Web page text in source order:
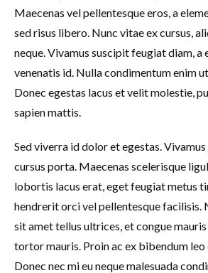
Maecenas vel pellentesque eros, a
sed risus libero. Nunc vitae ex cursus,
neque. Vivamus suscipit feugiat diam, a
venenatis id. Nulla condimentum enim
Donec egestas lacus et velit molestie,
sapien mattis.
Sed viverra id dolor et egestas.
cursus porta. Maecenas scelerisque
lobortis lacus erat, eget feugiat metus
hendrerit orci vel pellentesque facilisis.
sit amet tellus ultrices, et congue
tortor mauris. Proin ac ex bibendum
Donec nec mi eu neque malesuada